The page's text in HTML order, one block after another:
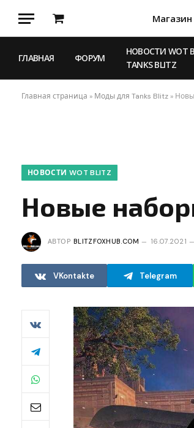
Корзина
Магазин
ГЛАВНАЯ ФОРУМ
НОВОСТИ WOT
TANKS BLITZ
Главная страница » Моды для Tanks Blitz »
НОВОСТИ WOT BLITZ
Новые
АВТОР BLITZFOXHUB.COM 16.07.2021
VKontakte Telegram